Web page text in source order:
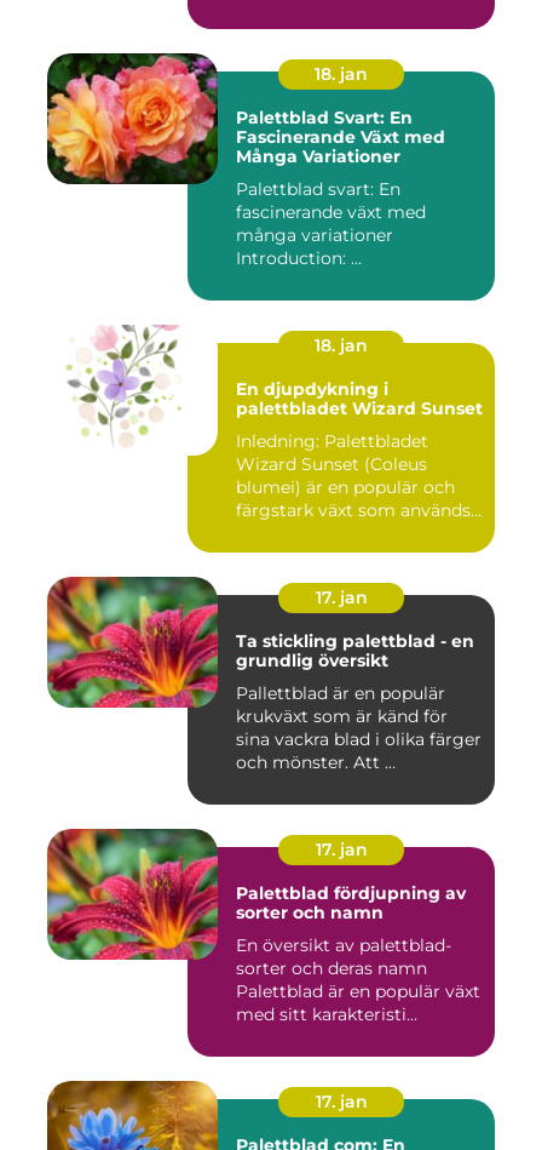
18. jan
Palettblad Svart: En
Fascinerande Växt med
Många Variationer
Palettblad svart: En
fascinerande växt med
många variationer
Introduction: ...
18. jan
En djupdykning i
palettbladet Wizard Sunset
Inledning: Palettbladet
Wizard Sunset (Coleus
blumei) är en populär och
färgstark växt som används
17. jan
Ta stickling palettblad - en
grundlig översikt
Pallettblad är en populär
krukväxt som är känd för
sina vackra blad i olika färger
och mönster. Att ...
17. jan
Palettblad fördjupning av
sorter och namn
En översikt av palettblad-
sorter och deras namn
Palettblad är en populär växt
med sitt karakteristi...
17. jan
Palettblad com: En